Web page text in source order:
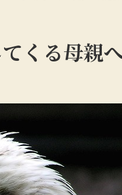
くる母親